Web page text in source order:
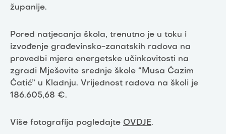
županije.
Pored natjecanja škola, trenutno je u toku i
izvođenje građevinsko-zanatskih radova na
provedbi mjera energetske učinkovitosti na
zgradi Mješovite srednje škole “Musa Ćazim
Ćatić” u Kladnju. Vrijednost radova na školi je
186.605,68 €.
Više fotografija pogledajte OVDJE.